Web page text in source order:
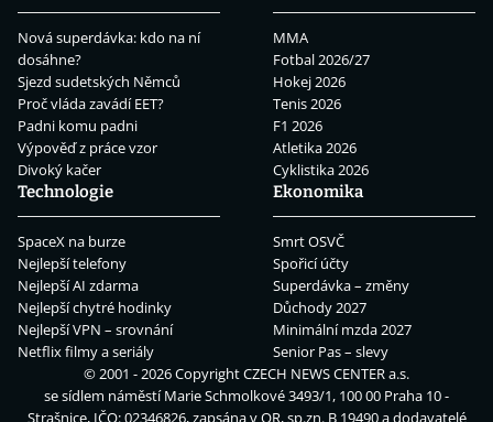
Nová superdávka: kdo na ní
dosáhne?
Sjezd sudetských Němců
Proč vláda zavádí EET?
Padni komu padni
Výpověď z práce vzor
Divoký kačer
MMA
Fotbal 2026/27
Hokej 2026
Tenis 2026
F1 2026
Atletika 2026
Cyklistika 2026
Technologie
SpaceX na burze
Nejlepší telefony
Nejlepší AI zdarma
Nejlepší chytré hodinky
Nejlepší VPN – srovnání
Netflix filmy a seriály
Ekonomika
Smrt OSVČ
Spořicí účty
Superdávka – změny
Důchody 2027
Minimální mzda 2027
Senior Pas – slevy
© 2001 - 2026 CopyrightCZECH NEWS CENTER a.s.
se sídlem náměstí Marie Schmolkové 3493/1, 100 00 Praha 10 -
Strašnice, IČO: 02346826, zapsána v OR, sp.zn. B 19490 a dodavatelé